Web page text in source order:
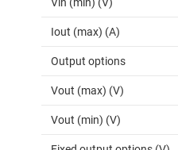
Iout (max) (A)
Output options
Vout (max) (V)
Vout (min) (V)